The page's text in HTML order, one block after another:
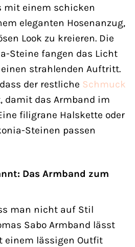
mit einem schicken
eleganten Hosenanzug,
Look zu kreieren. Die
Steine fangen das Licht
strahlenden Auftritt.
der restliche Schmuck
damit das Armband im
filigrane Halskette oder
Steinen passen
Das Armband zum
man nicht auf Stil
Sabo Armband lässt
einem lässigen Outfit